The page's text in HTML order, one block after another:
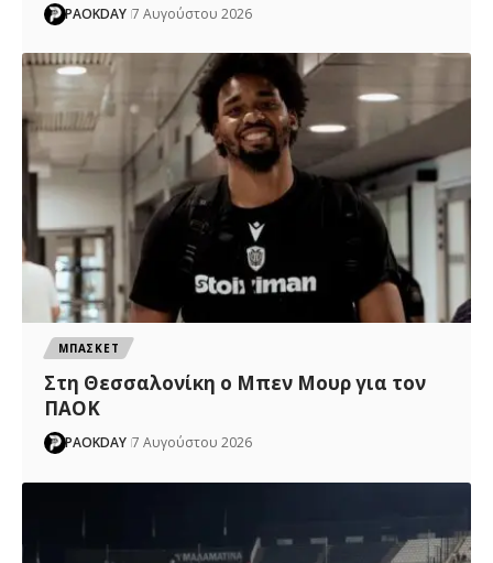
PAOKDAY 7 Αυγούστου 2026
ΜΠΑΣΚΕΤ
Στη Θεσσαλονίκη ο Μπεν Μουρ για τον
ΠΑΟΚ
PAOKDAY 7 Αυγούστου 2026